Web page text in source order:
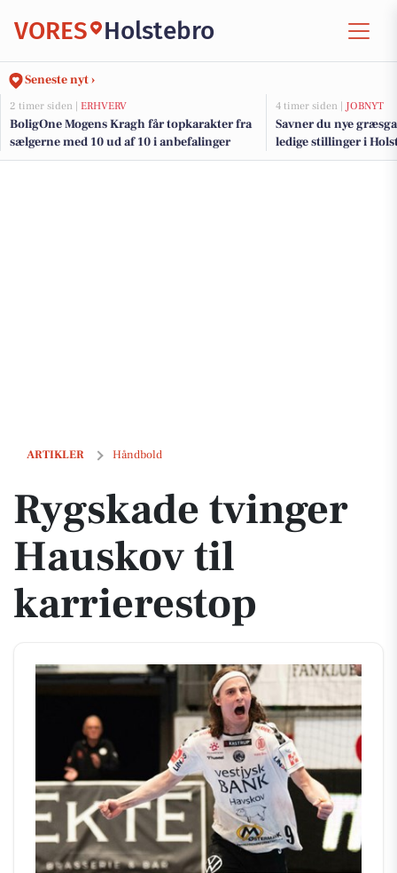
VORES Holstebro
Seneste nyt ›
2 timer siden | ERHVERV
BoligOne Mogens Kragh får topkarakter fra
sælgerne med 10 ud af 10 i anbefalinger
4 timer siden | JOBNYT
Savner du nye
ledige stillinger i
ARTIKLER Håndbold
Rygskade tvinger Hauskov til karrierestop
Rygskade tvinger
Hauskov til
karrierestop